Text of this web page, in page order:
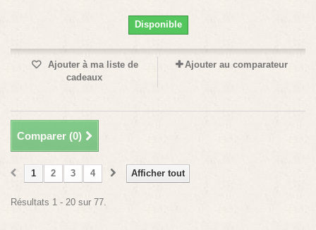
Disponible
Ajouter à ma liste de
cadeaux
Ajouter au comparateur
Comparer (0)
Afficher tout
1 2 3 4
Résultats 1 - 20 sur 77.